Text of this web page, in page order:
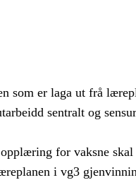
som er laga ut frå
sentralt og
for vaksne skal
i vg3